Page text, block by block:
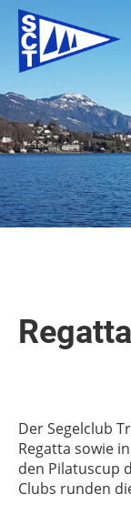
Regatta
Der Segelclub
Regatta sowie
den Pilatuscup
Clubs runden